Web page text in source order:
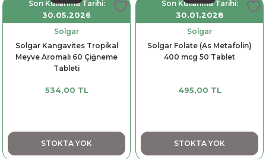
Son Kullanma Tarihi:
30.05.2026
Solgar
Solgar Kangavites Tropikal
Meyve Aromalı 60 Çiğneme
Tableti
534,00 TL
STOKTA YOK
Son Kullanma Tarihi:
30.01.2028
Solgar
Solgar Folate (As Metafolin)
400 mcg 50 Tablet
495,00 TL
STOKTA YOK